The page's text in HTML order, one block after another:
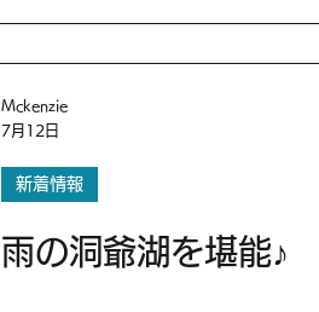
雨の洞爺湖を堪能♪
新着情報
Mckenzie
7月12日